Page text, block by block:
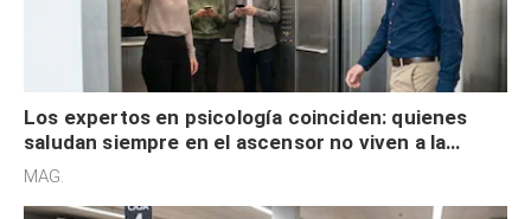
Los expertos en psicología coinciden: quienes
saludan siempre en el ascensor no viven a la
defensiva y tienen apertura social
MAG.